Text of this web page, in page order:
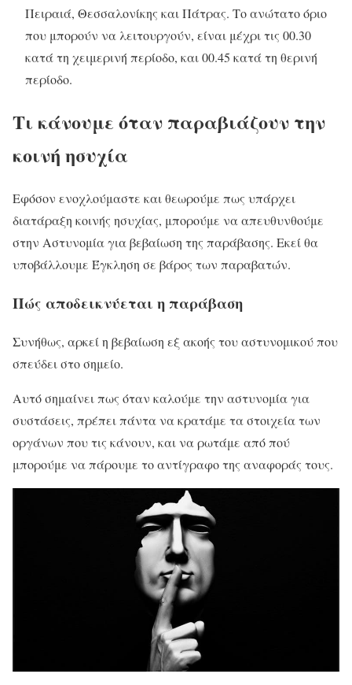
Πειραιά, Θεσσαλονίκης και Πάτρας. Το ανώτατο όριο
που μπορούν να λειτουργούν, είναι μέχρι τις 00.30
κατά τη χειμερινή περίοδο, και 00.45 κατά τη θερινή
περίοδο.
Τι κάνουμε όταν παραβιάζουν την
κοινή ησυχία
Εφόσον ενοχλούμαστε και θεωρούμε πως υπάρχει
διατάραξη κοινής ησυχίας, μπορούμε να απευθυνθούμε
στην Αστυνομία για βεβαίωση της παράβασης. Εκεί θα
υποβάλλουμε Έγκληση σε βάρος των παραβατών.
Πώς αποδεικνύεται η παράβαση
Συνήθως, αρκεί η βεβαίωση εξ ακοής του αστυνομικού που
σπεύδει στο σημείο.
Αυτό σημαίνει πως όταν καλούμε την αστυνομία για
συστάσεις, πρέπει πάντα να κρατάμε τα στοιχεία των
οργάνων που τις κάνουν, και να ρωτάμε από πού
μπορούμε να πάρουμε το αντίγραφο της αναφοράς τους.